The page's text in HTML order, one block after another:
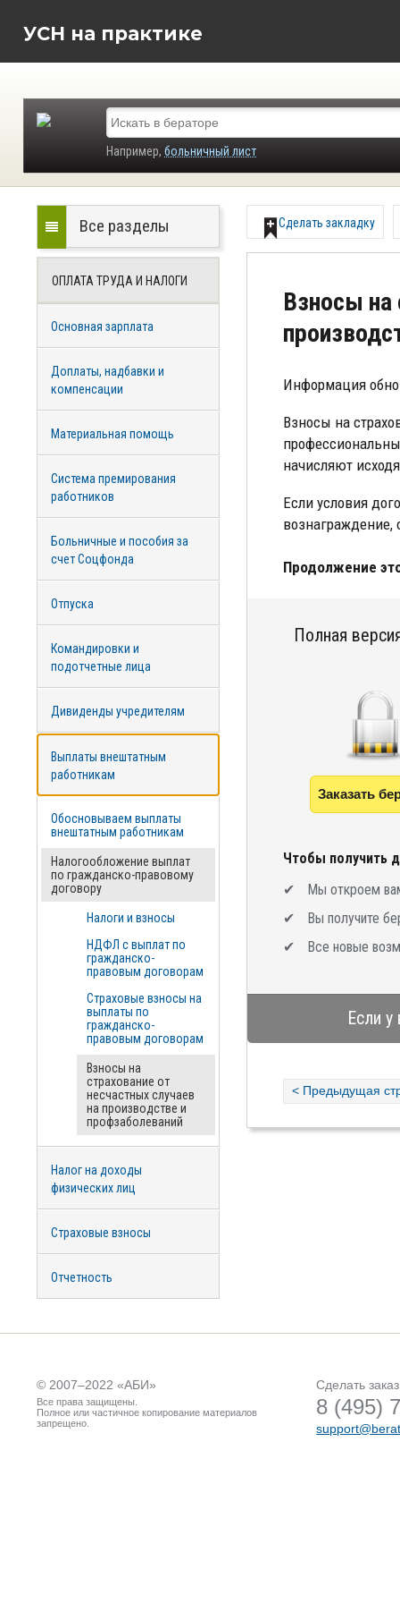
УСН на практике
Например, больничный лист
Сделать закладку
Взносы на
Информация
Взносы на
начисляют
Если условия
Продолжение
Полная
Заказать
Чтобы получить
Мы откроем
Вы получите
Все новые
Если
< Предыдущая
Все разделы
ОПЛАТА ТРУДА И НАЛОГИ
Основная зарплата
Доплаты, надбавки и
компенсации
Материальная помощь
Система премирования
работников
Больничные и пособия за
счет Соцфонда
Отпуска
Командировки и
подотчетные лица
Дивиденды учредителям
Выплаты внештатным
работникам
Обосновываем выплаты
внештатным работникам
Налогообложение выплат
по гражданско-правовому
договору
Налоги и взносы
НДФЛ с выплат по
гражданско-
правовым договорам
Страховые взносы на
выплаты по
гражданско-
правовым договорам
Взносы на
страхование от
несчастных случаев
на производстве и
профзаболеваний
Налог на доходы
физических лиц
Страховые взносы
Отчетность
© 2007–2022 «АБИ»
Все права защищены.
Полное или частичное копирование материалов
запрещено.
Сделать
8 (495)